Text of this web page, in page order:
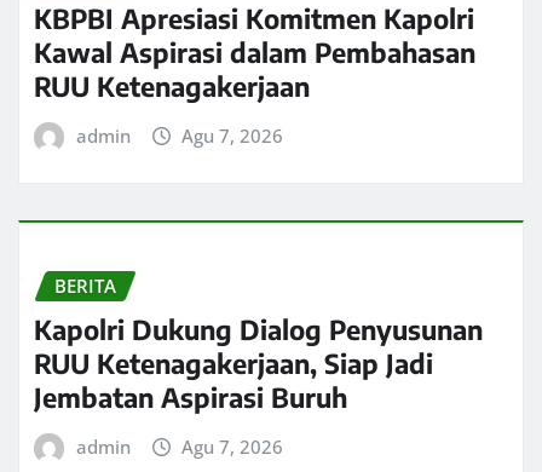
KBPBI Apresiasi Komitmen Kapolri
Kawal Aspirasi dalam Pembahasan
RUU Ketenagakerjaan
admin Agu 7, 2026
BERITA
Kapolri Dukung Dialog Penyusunan
RUU Ketenagakerjaan, Siap Jadi
Jembatan Aspirasi Buruh
admin Agu 7, 2026